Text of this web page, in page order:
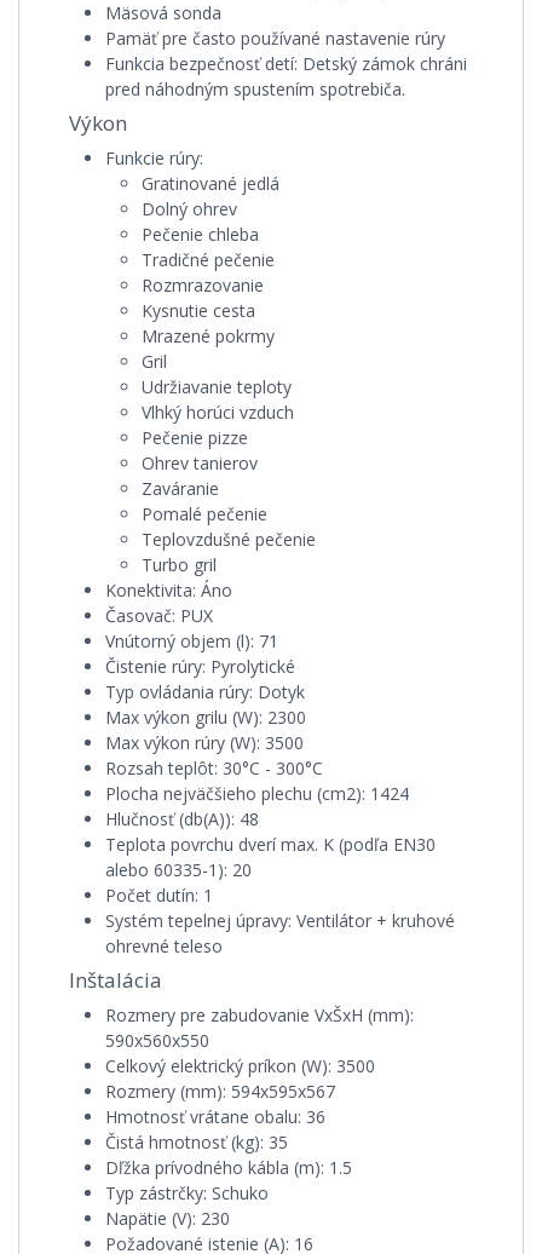
Mäsová sonda
Pamäť pre často používané nastavenie rúry
Funkcia bezpečnosť detí: Detský zámok chráni
pred náhodným spustením spotrebiča.
Výkon
Funkcie rúry:
Gratinované jedlá
Dolný ohrev
Pečenie chleba
Tradičné pečenie
Rozmrazovanie
Kysnutie cesta
Mrazené pokrmy
Gril
Udržiavanie teploty
Vlhký horúci vzduch
Pečenie pizze
Ohrev tanierov
Zaváranie
Pomalé pečenie
Teplovzdušné pečenie
Turbo gril
Konektivita: Áno
Časovač: PUX
Vnútorný objem (l): 71
Čistenie rúry: Pyrolytické
Typ ovládania rúry: Dotyk
Max výkon grilu (W): 2300
Max výkon rúry (W): 3500
Rozsah teplôt: 30°C - 300°C
Plocha nejväčšieho plechu (cm2): 1424
Hlučnosť (db(A)): 48
Teplota povrchu dverí max. K (podľa EN30
alebo 60335-1): 20
Počet dutín: 1
Systém tepelnej úpravy: Ventilátor + kruhové
ohrevné teleso
Inštalácia
Rozmery pre zabudovanie VxŠxH (mm):
590x560x550
Celkový elektrický príkon (W): 3500
Rozmery (mm): 594x595x567
Hmotnosť vrátane obalu: 36
Čistá hmotnosť (kg): 35
Dľžka prívodného kábla (m): 1.5
Typ zástrčky: Schuko
Napätie (V): 230
Požadované istenie (A): 16